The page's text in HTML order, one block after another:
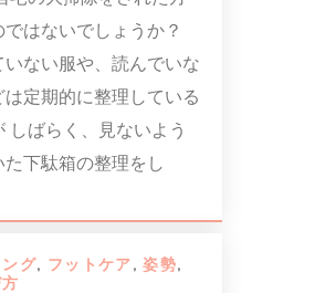
ではないでしょうか？
いない服や、読んでいな
は定期的に整理している
しばらく、見ないよう
た下駄箱の整理をし
グ, フットケア,姿勢,